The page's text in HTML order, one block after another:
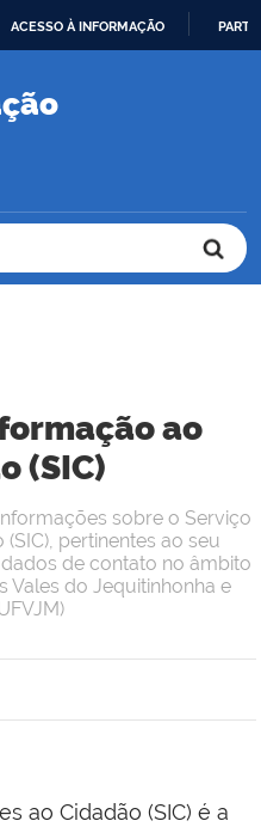
ACESSO À INFORMAÇÃO
ao
(SIC)
sobre o Serviço
pertinentes ao seu
de contato no âmbito
Vales do Jequitinhonha e
ao Cidadão (SIC) é a